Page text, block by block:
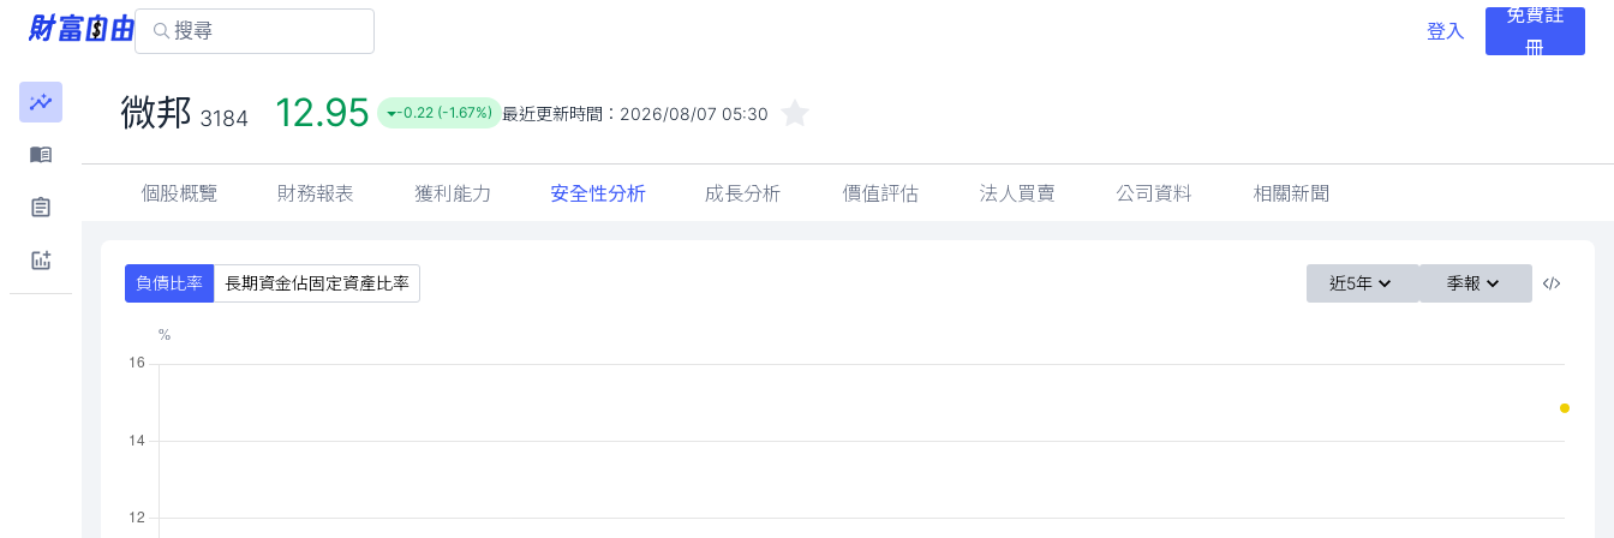
登入
免費註
冊
微邦 3184 12.95 -0.22 (-1.67%) 最近更新時間： 2026/08/07 05:30
個股概覽 財務報表 獲利能力 安全性分析 成長分析 價值評估 法人買賣 公司資料 相關新聞
負債比率 長期資金佔固定資產比率 近5年 季報